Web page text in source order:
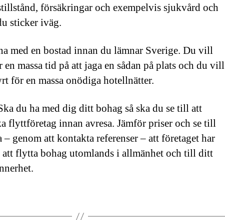
försäkringar och exempelvis sjukvård och
sticker iväg.
med en bostad innan du lämnar Sverige. Du vill
en massa tid på att jaga en sådan på plats och du vill
för en massa onödiga hotellnätter.
du ha med dig ditt bohag så ska du se till att
flyttföretag innan avresa. Jämför priser och se till
– genom att kontakta referenser – att företaget har
att flytta bohag utomlands i allmänhet och till ditt